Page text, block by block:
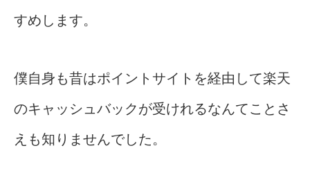
すめします。
僕自身も昔はポイントサイトを経由して楽天
のキャッシュバックが受けれるなんてことさ
えも知りませんでした。